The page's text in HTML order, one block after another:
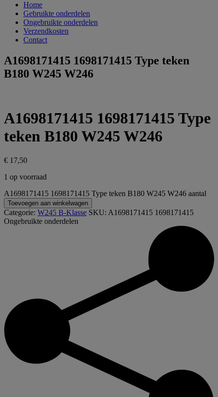
Home
Gebruikte onderdelen
Ongebruikte onderdelen
Verzendkosten
Contact
A1698171415 1698171415 Type teken
B180 W245 W246
A1698171415 1698171415 Type
teken B180 W245 W246
€ 17,50
1 op voorraad
A1698171415 1698171415 Type teken B180 W245 W246 aantal
Toevoegen aan winkelwagen
Categorie: W245 B-Klasse SKU: A1698171415 1698171415
Ongebruikte onderdelen